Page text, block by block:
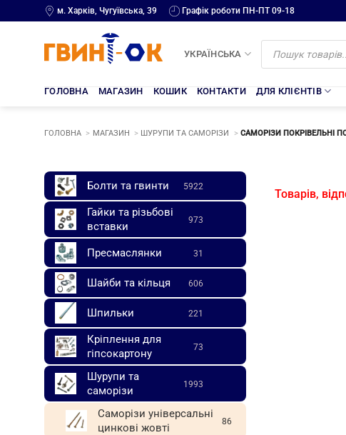
to
м. Харків, Чугуївська, 39 Графік роботи ПН-ПТ 09-18
УКРАЇНСЬКА
Products
search
ГОЛОВНА МАГАЗИН КОШИК КОНТАКТИ ДЛЯ КЛІЄНТІВ
ГОЛОВНА МАГАЗИН ШУРУПИ ТА САМОРІЗИ САМОРІЗИ ПОКРІВЕЛЬНІ
Болти та гвинти 5922
Гайки та різьбові
вставки
973
Пресмаслянки 31
Шайби та кільця 606
Шпильки 221
Кріплення для
гіпсокартону
73
Шурупи та
саморізи
1993
Саморізи універсальні
цинкові жовті
86
Товарів,